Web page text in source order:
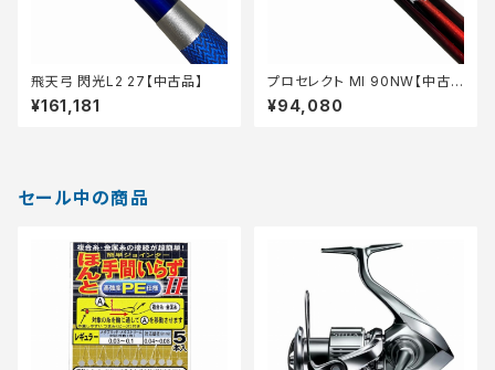
飛天弓 閃光L2 27【中古品】
¥161,181
プロセレクト MI 90NW【中古
品】
¥94,080
セール中の商品